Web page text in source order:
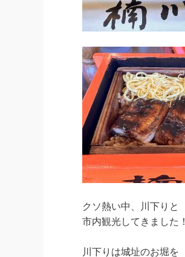
クソ熱い中、川下りと
市内観光してきました！
川下りは城址のお堀を